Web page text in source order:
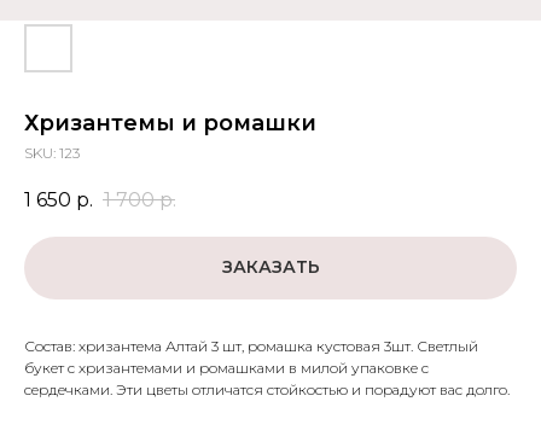
Хризантемы и ромашки
SKU: 123
1 650 р. 1 700 р.
ЗАКАЗАТЬ
Состав: хризантема Алтай 3 шт, ромашка кустовая 3шт. Светлый
букет с хризантемами и ромашками в милой упаковке с
сердечками. Эти цветы отличатся стойкостью и порадуют вас долго.